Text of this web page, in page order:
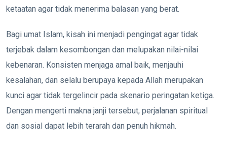
ketaatan agar tidak menerima balasan yang berat.
Bagi umat Islam, kisah ini menjadi pengingat agar tidak
terjebak dalam kesombongan dan melupakan nilai-nilai
kebenaran. Konsisten menjaga amal baik, menjauhi
kesalahan, dan selalu berupaya kepada Allah merupakan
kunci agar tidak tergelincir pada skenario peringatan ketiga.
Dengan mengerti makna janji tersebut, perjalanan spiritual
dan sosial dapat lebih terarah dan penuh hikmah.